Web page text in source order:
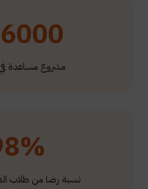
مشروع مساعدة
نسبة رضا من طلاب